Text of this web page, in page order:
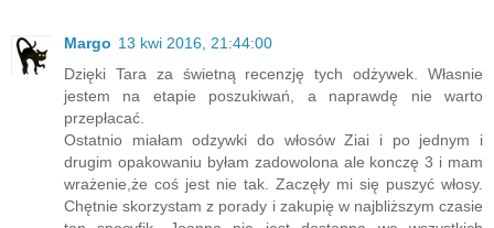
Margo 13 kwi 2016, 21:44:00
Dzięki Tara za świetną recenzję tych odżywek. Własnie
jestem na etapie poszukiwań, a naprawdę nie warto
przepłacać.
Ostatnio miałam odzywki do włosów Ziai i po jednym i
drugim opakowaniu byłam zadowolona ale konczę 3 i mam
wrażenie,że coś jest nie tak. Zaczęły mi się puszyć włosy.
Chętnie skorzystam z porady i zakupię w najbliższym czasie